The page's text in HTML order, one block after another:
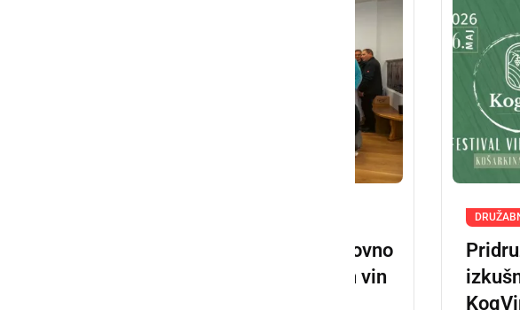
Festival KogVin 2026 ponovno
združil ljubitelje vrhunskih vin